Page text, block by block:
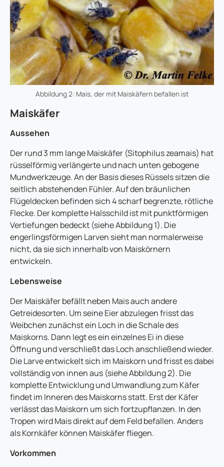
Abbildung 2: Mais, der mit Maiskäfern befallen ist
Maiskäfer
Aussehen
Der rund 3 mm lange Maiskäfer (Sitophilus zeamais) hat
rüsselförmig verlängerte und nach unten gebogene
Mundwerkzeuge. An der Basis dieses Rüssels sitzen die
seitlich abstehenden Fühler. Auf den bräunlichen
Flügeldecken befinden sich 4 scharf begrenzte, rötliche
Flecke. Der komplette Halsschild ist mit punktförmigen
Vertiefungen bedeckt (siehe Abbildung 1). Die
engerlingsförmigen Larven sieht man normalerweise
nicht, da sie sich innerhalb von Maiskörnern
entwickeln.
Lebensweise
Der Maiskäfer befällt neben Mais auch andere
Getreidesorten. Um seine Eier abzulegen frisst das
Weibchen zunächst ein Loch in die Schale des
Maiskorns. Dann legt es ein einzelnes Ei in diese
Öffnung und verschließt das Loch anschließend wieder.
Die Larve entwickelt sich im Maiskorn und frisst es dabei
vollständig von innen aus (siehe Abbildung 2). Die
komplette Entwicklung und Umwandlung zum Käfer
findet im Inneren des Maiskorns statt. Erst der Käfer
verlässt das Maiskorn um sich fortzupflanzen. In den
Tropen wird Mais direkt auf dem Feld befallen. Anders
als Kornkäfer können Maiskäfer fliegen.
Vorkommen